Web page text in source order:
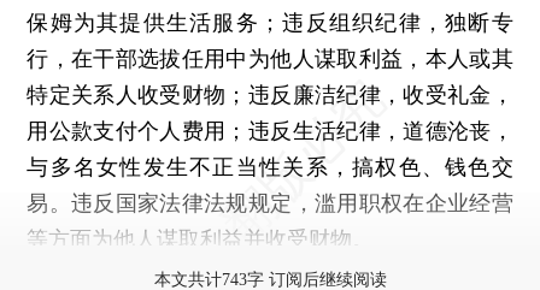
保姆为其提供生活服务；违反组织纪律，独断专
行，在干部选拔任用中为他人谋取利益，本人或其
特定关系人收受财物；违反廉洁纪律，收受礼金，
用公款支付个人费用；违反生活纪律，道德沦丧，
与多名女性发生不正当性关系，搞权色、钱色交
易。违反国家法律法规规定，滥用职权在企业经营
等方面为他人谋取利益并收受财物。
本文共计743字 订阅后继续阅读